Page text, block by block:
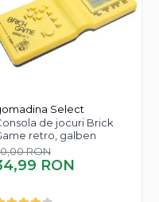
Select
de jocuri Brick
retro, galben
RON
RON